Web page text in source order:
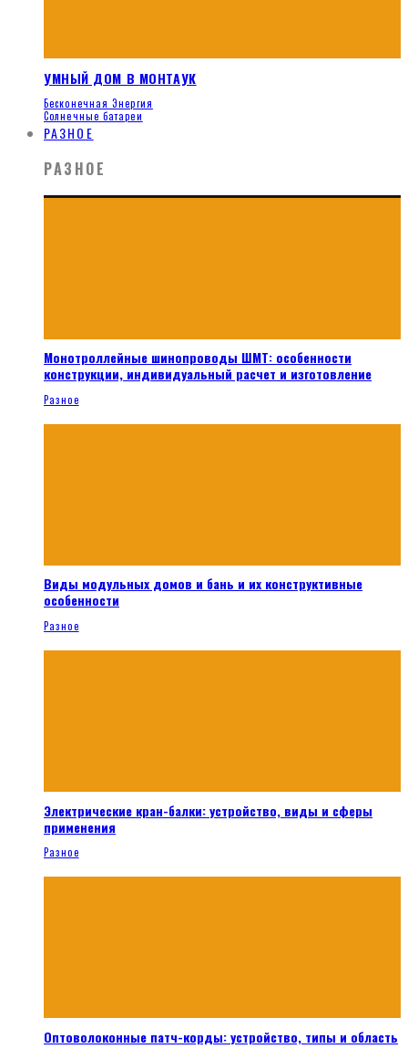
УМНЫЙ ДОМ В МОНТАУК
Бесконечная Энергия
Солнечные батареи
РАЗНОЕ
РАЗНОЕ
Монотроллейные шинопроводы ШМТ: особенности
конструкции, индивидуальный расчет и изготовление
Разное
Виды модульных домов и бань и их конструктивные
особенности
Разное
Электрические кран-балки: устройство, виды и сферы
применения
Разное
Оптоволоконные патч-корды: устройство, типы и область